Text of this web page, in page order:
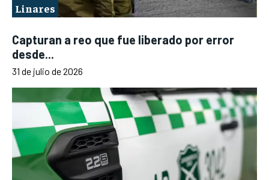
Linares
Capturan a reo que fue liberado por error
desde...
31 de julio de 2026